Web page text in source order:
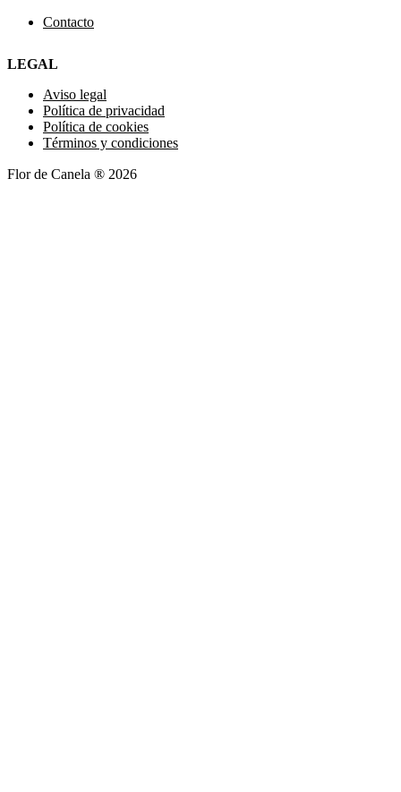
Contacto
LEGAL
Aviso legal
Política de privacidad
Política de cookies
Términos y condiciones
Flor de Canela ® 2026